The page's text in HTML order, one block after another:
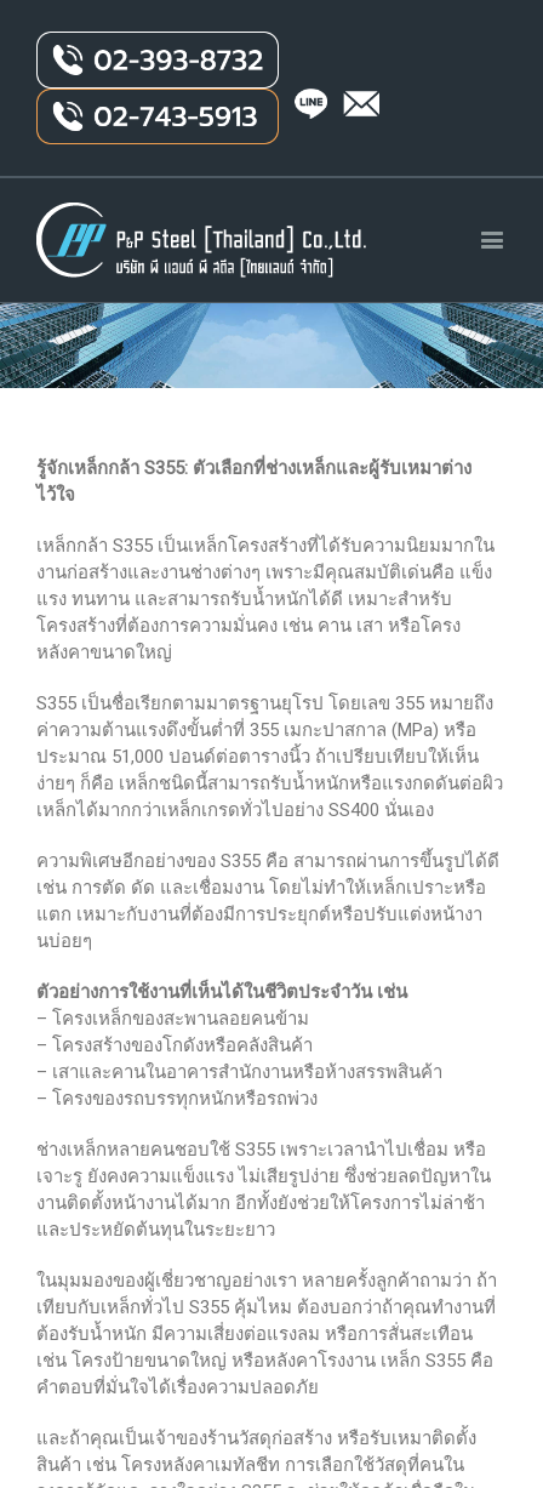
รู้จักเหล็กกล้า S355: ตัวเลือกที่ช่างเหล็กและผู้รับเหมาต่าง
ไว้ใจ
เหล็กกล้า S355 เป็นเหล็กโครงสร้างที่ได้รับความนิยมมากใน
งานก่อสร้างและงานช่างต่างๆ เพราะมีคุณสมบัติเด่นคือ แข็ง
แรง ทนทาน และสามารถรับน้ำหนักได้ดี เหมาะสำหรับ
โครงสร้างที่ต้องการความมั่นคง เช่น คาน เสา หรือโครง
หลังคาขนาดใหญ่
S355 เป็นชื่อเรียกตามมาตรฐานยุโรป โดยเลข 355 หมายถึง
ค่าความต้านแรงดึงขั้นต่ำที่ 355 เมกะปาสกาล (MPa) หรือ
ประมาณ 51,000 ปอนด์ต่อตารางนิ้ว ถ้าเปรียบเทียบให้เห็น
ง่ายๆ ก็คือ เหล็กชนิดนี้สามารถรับน้ำหนักหรือแรงกดดันต่อผิว
เหล็กได้มากกว่าเหล็กเกรดทั่วไปอย่าง SS400 นั่นเอง
ความพิเศษอีกอย่างของ S355 คือ สามารถผ่านการขึ้นรูปได้ดี
เช่น การตัด ดัด และเชื่อมงาน โดยไม่ทำให้เหล็กเปราะหรือ
แตก เหมาะกับงานที่ต้องมีการประยุกต์หรือปรับแต่งหน้างา
นบ่อยๆ
ตัวอย่างการใช้งานที่เห็นได้ในชีวิตประจำวัน เช่น
– โครงเหล็กของสะพานลอยคนข้าม
– โครงสร้างของโกดังหรือคลังสินค้า
– เสาและคานในอาคารสำนักงานหรือห้างสรรพสินค้า
– โครงของรถบรรทุกหนักหรือรถพ่วง
ช่างเหล็กหลายคนชอบใช้ S355 เพราะเวลานำไปเชื่อม หรือ
เจาะรู ยังคงความแข็งแรง ไม่เสียรูปง่าย ซึ่งช่วยลดปัญหาใน
งานติดตั้งหน้างานได้มาก อีกทั้งยังช่วยให้โครงการไม่ล่าช้า
และประหยัดต้นทุนในระยะยาว
ในมุมมองของผู้เชี่ยวชาญอย่างเรา หลายครั้งลูกค้าถามว่า ถ้า
เทียบกับเหล็กทั่วไป S355 คุ้มไหม ต้องบอกว่าถ้าคุณทำงานที่
ต้องรับน้ำหนัก มีความเสี่ยงต่อแรงลม หรือการสั่นสะเทือน
เช่น โครงป้ายขนาดใหญ่ หรือหลังคาโรงงาน เหล็ก S355 คือ
คำตอบที่มั่นใจได้เรื่องความปลอดภัย
และถ้าคุณเป็นเจ้าของร้านวัสดุก่อสร้าง หรือรับเหมาติดตั้ง
สินค้า เช่น โครงหลังคาเมทัลชีท การเลือกใช้วัสดุที่คนใน